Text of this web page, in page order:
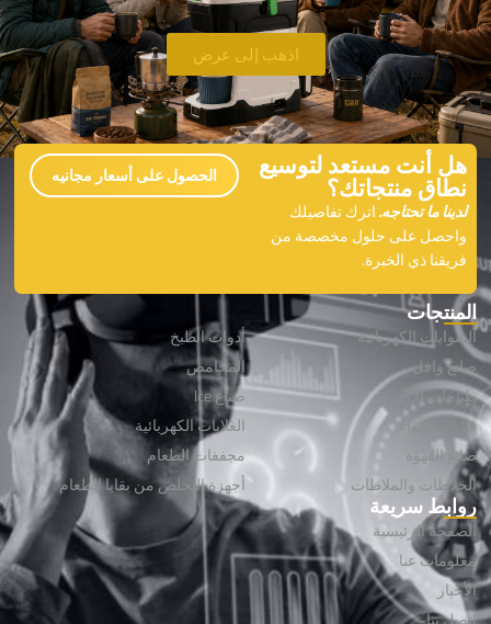
اذهب إلى عرض
هل أنت مستعد لتوسيع
نطاق منتجاتك؟
لدينا ما تحتاجه.اترك تفاصيلك
واحصل على حلول مخصصة من
فريقنا ذي الخبرة.
الحصول على أسعار مجانيه
المنتجات
الشوايات الكهربائية
صانع وافل
طباخات الأرز
قلايات الهواء
صانع القهوة
الخلاطات والملاطات
أدوات الطبخ
المحامص
صناع lce
الغلايات الكهربائية
مجففات الطعام
أجهزة التخلص من بقايا الطعام
روابط سريعة
الصفحة الرئيسية
معلومات عنا
الأخبار